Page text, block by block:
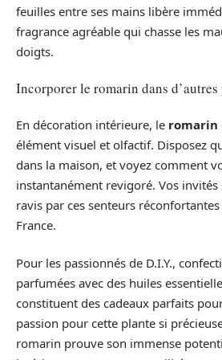
feuilles entre ses mains libère
fragrance agréable qui chasse les
doigts.
Incorporer le romarin dans
En décoration intérieure, le romarin
élément visuel et olfactif. Disposez
dans la maison, et voyez comment
instantanément revigoré. Vos
ravis par ces senteurs
France.
Pour les passionnés de D.I.Y.,
parfumées avec des huiles
constituent des cadeaux parfaits
passion pour cette plante si
romarin prouve son immense